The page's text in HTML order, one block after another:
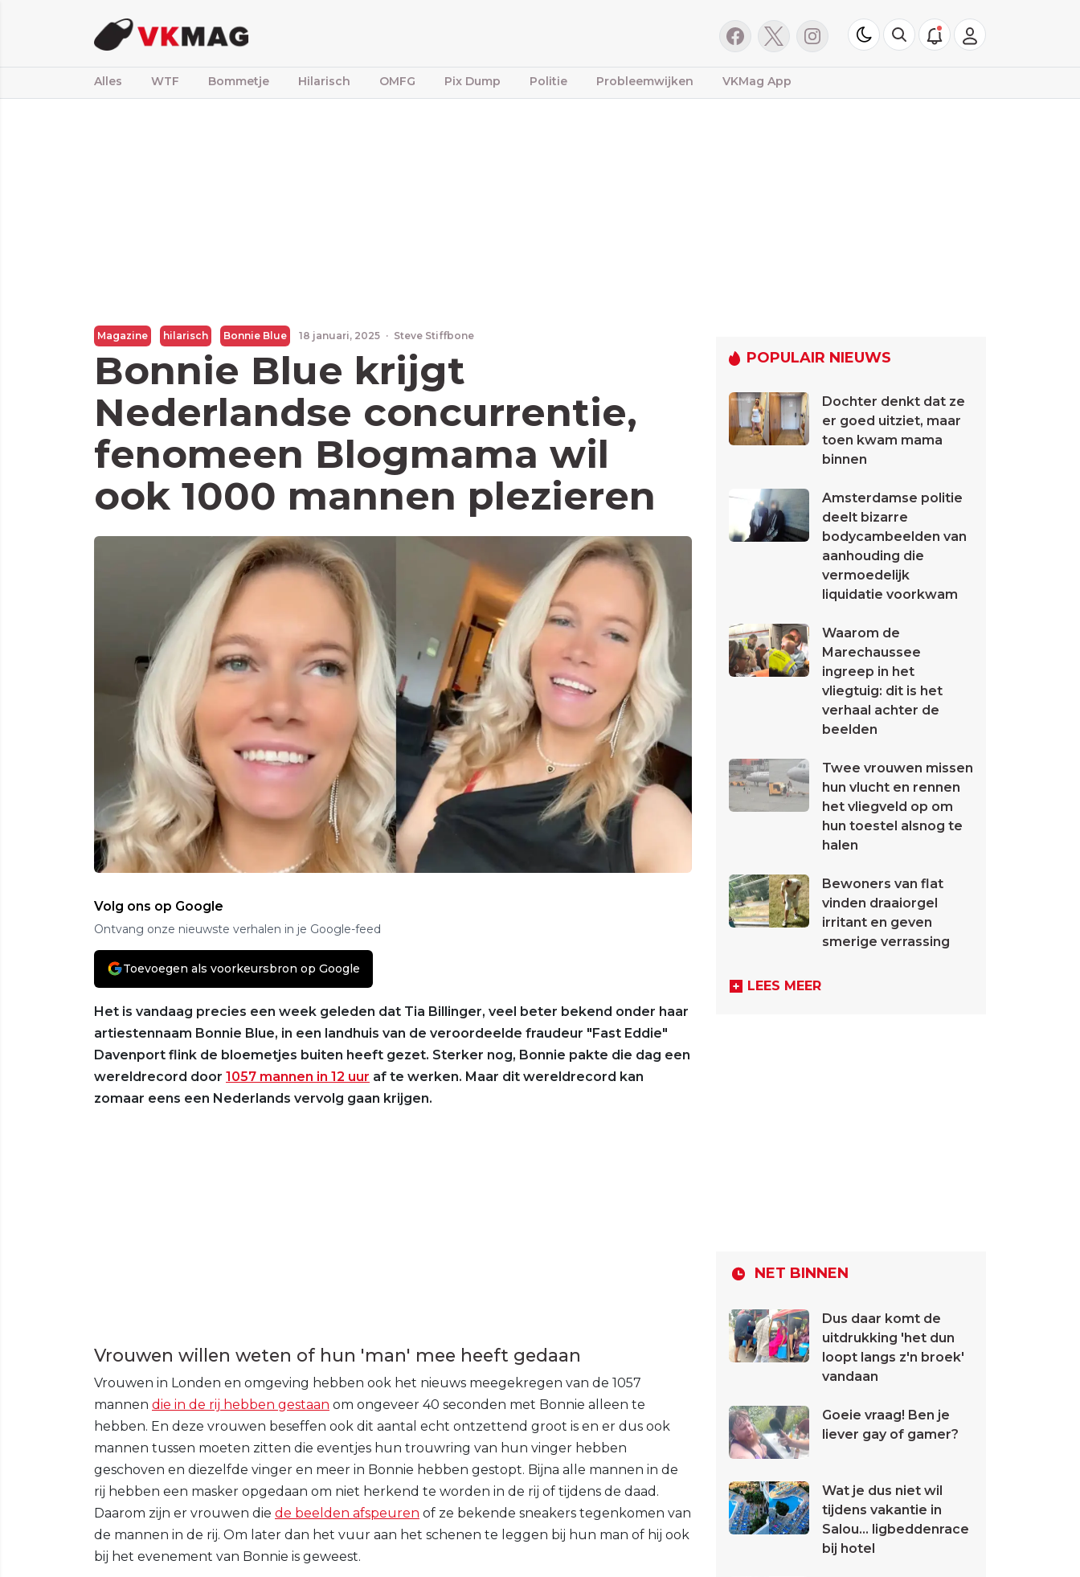
Alles WTF Bommetje Hilarisch OMFG Pix Dump Politie Probleemwijken VKMag App
Magazine hilarisch Bonnie Blue 18 januari, 2025 · Steve Stiffbone
Bonnie Blue krijgt
Nederlandse concurrentie,
fenomeen Blogmama wil
ook 1000 mannen plezieren
Volg ons op Google
Ontvang onze nieuwste verhalen in je Google-feed
Toevoegen als voorkeursbron op Google
Het is vandaag precies een week geleden dat Tia Billinger, veel beter bekend onder haar
artiestennaam Bonnie Blue, in een landhuis van de veroordeelde fraudeur "Fast Eddie"
Davenport flink de bloemetjes buiten heeft gezet. Sterker nog, Bonnie pakte die dag een
wereldrecord door 1057 mannen in 12 uur af te werken. Maar dit wereldrecord kan
zomaar eens een Nederlands vervolg gaan krijgen.
Vrouwen willen weten of hun 'man' mee heeft gedaan
Vrouwen in Londen en omgeving hebben ook het nieuws meegekregen van de 1057
mannen die in de rij hebben gestaan om ongeveer 40 seconden met Bonnie alleen te
hebben. En deze vrouwen beseffen ook dit aantal echt ontzettend groot is en er dus ook
mannen tussen moeten zitten die eventjes hun trouwring van hun vinger hebben
geschoven en diezelfde vinger en meer in Bonnie hebben gestopt. Bijna alle mannen in de
rij hebben een masker opgedaan om niet herkend te worden in de rij of tijdens de daad.
Daarom zijn er vrouwen die de beelden afspeuren of ze bekende sneakers tegenkomen van
de mannen in de rij. Om later dan het vuur aan het schenen te leggen bij hun man of hij ook
bij het evenement van Bonnie is geweest.
POPULAIR NIEUWS
Dochter denkt dat ze
er goed uitziet, maar
toen kwam mama
binnen
Amsterdamse politie
deelt bizarre
bodycambeelden van
aanhouding die
vermoedelijk
liquidatie voorkwam
Waarom de
Marechaussee
ingreep in het
vliegtuig: dit is het
verhaal achter de
beelden
Twee vrouwen missen
hun vlucht en rennen
het vliegveld op om
hun toestel alsnog te
halen
Bewoners van flat
vinden draaiorgel
irritant en geven
smerige verrassing
LEES MEER
NET BINNEN
Dus daar komt de
uitdrukking 'het dun
loopt langs z'n broek'
vandaan
Goeie vraag! Ben je
liever gay of gamer?
Wat je dus niet wil
tijdens vakantie in
Salou... ligbeddenrace
bij hotel